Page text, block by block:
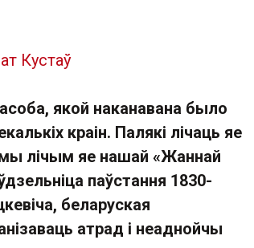
Кустаў
якой наканавана было
краін. Палякі лічаць яе
лічым яе нашай «Жаннай
паўстання 1830-
беларуская
атрад і неаднойчы